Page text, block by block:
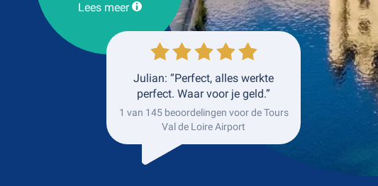
voor teruggave
Inleveren
Lees meer
Julian: “Perfect, alles werkte
perfect. Waar voor je geld.”
1 van 145 beoordelingen voor de Tours
Val de Loire Airport